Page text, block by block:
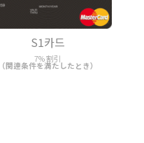
S1카드
7% 割引
（関連条件を満たしたとき）